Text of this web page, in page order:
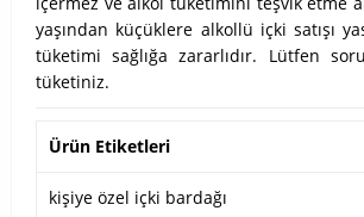
yaşından küçüklere alkollü içki satışı
tüketimi sağlığa zararlıdır. Lütfen
tüketiniz.
Ürün Etiketleri
kişiye özel içki bardağı